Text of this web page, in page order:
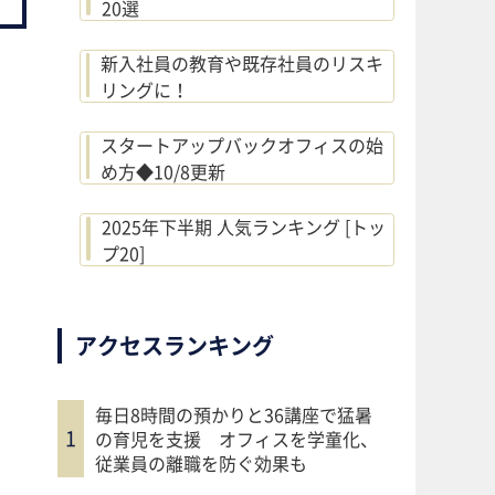
20選
新入社員の教育や既存社員のリスキ
リングに！
スタートアップバックオフィスの始
め方◆10/8更新
2025年下半期 人気ランキング [トッ
プ20]
アクセスランキング
毎日8時間の預かりと36講座で猛暑
の育児を支援 オフィスを学童化、
従業員の離職を防ぐ効果も